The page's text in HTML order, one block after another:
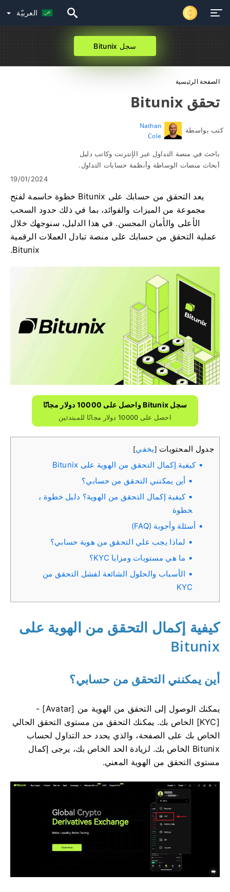
العربيّة
سجل Bitunix
الصفحة الرئيسية
تحقق Bitunix
كتب بواسطة
Nathan
Cole
باحث في منصة التداول عبر الإنترنت وكاتب دليل
أبحاث منصات الوساطة وأنظمة حسابات التداول.
19/01/2024
يعد التحقق من حسابك على Bitunix خطوة حاسمة لفتح
مجموعة من الميزات والفوائد، بما في ذلك حدود السحب
الأعلى والأمان المحسن. في هذا الدليل، سنوجهك خلال
عملية التحقق من حسابك على منصة تبادل العملات الرقمية
Bitunix.
سجل Bitunix واحصل على 10000 دولار مجانًا
احصل على 10000 دولار مجانًا للمبتدئين
جدول المحتويات [يخفي]
كيفية إكمال التحقق من الهوية على Bitunix
أين يمكنني التحقق من حسابي؟
كيفية إكمال التحقق من الهوية؟ دليل خطوة ب
خطوة
أسئلة وأجوبة (FAQ)
لماذا يجب علي التحقق من هوية حسابي؟
ما هي مستويات ومزايا KYC؟
الأسباب والحلول الشائعة لفشل التحقق من
KYC
كيفية إكمال التحقق من الهوية على
Bitunix
أين يمكنني التحقق من حسابي؟
يمكنك الوصول إلى التحقق من الهوية من [Avatar] -
[KYC] الخاص بك.
يمكنك التحقق من مستوى التحقق الحالي
الخاص بك على الصفحة، والذي يحدد حد التداول لحساب
Bitunix الخاص بك.
لزيادة الحد الخاص بك، يرجى إكمال
مستوى التحقق من الهوية المعني.